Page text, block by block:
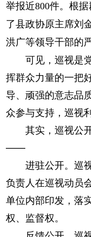
举报近800件。根
了县政协原主席刘
洪广等领导干部的
可见，巡视是党
挥群众力量的一把
导、顽强的意志品
众参与支持，巡视
其实，巡视公开
——
进驻公开。 巡
负责人在巡视动员
单位内部印发，落
权、监督权。